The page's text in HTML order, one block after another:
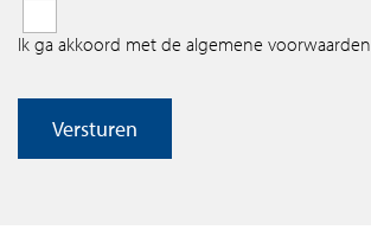
Ik ga akkoord met de algemene voorwaarden
Versturen